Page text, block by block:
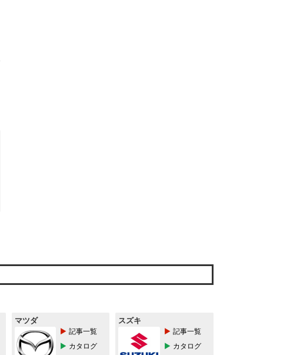
マツダ
記事一覧
カタログ
スズキ
記事一覧
カタログ